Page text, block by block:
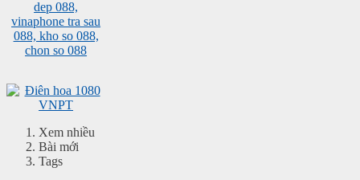
Xem nhiều
Bài mới
Tags